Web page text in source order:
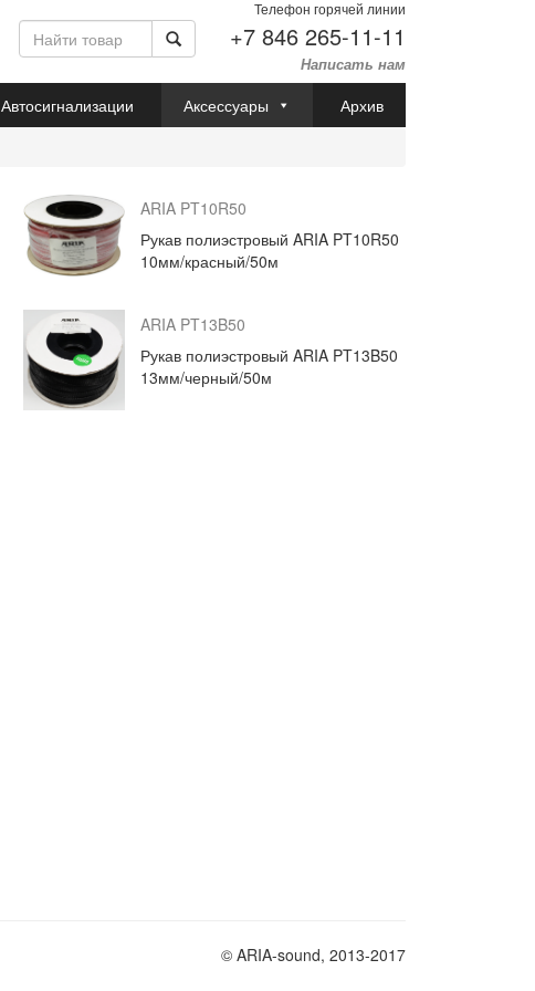
Телефон горячей линии
+7 846 265-11-11
Написать нам
Автосигнализации Аксессуары
Архив
ARIA PT10R50
Рукав полиэстровый ARIA PT10R50
10мм/красный/50м
ARIA PT13B50
Рукав полиэстровый ARIA PT13B50
13мм/черный/50м
© ARIA-sound, 2013-2017